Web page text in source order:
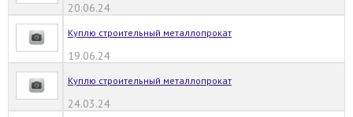
20.06.24
Куплю строительный металлопрокат
19.06.24
Куплю строительный металлопрокат
24.03.24